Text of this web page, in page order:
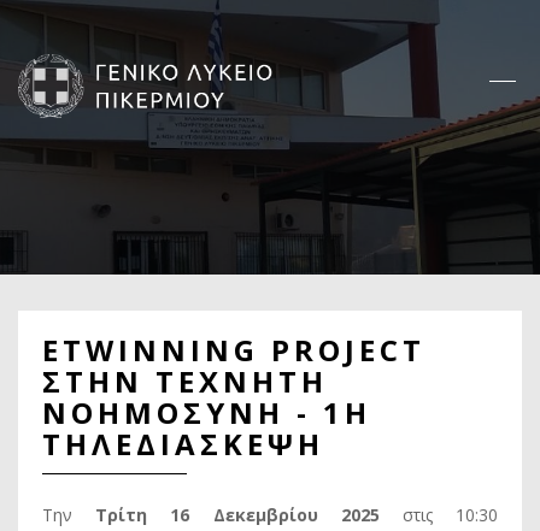
Παράκαμψη
κυρίως
περιεχόμενο
Κεντρική
πλοήγηση
ETWINNING PROJECT
ΣΤΗΝ ΤΕΧΝΗΤΗ
ΝΟΗΜΟΣΥΝΗ - 1Η
ΤΗΛΕΔΙΑΣΚΕΨΗ
Την Τρίτη 16 Δεκεμβρίου 2025 στις 10:30